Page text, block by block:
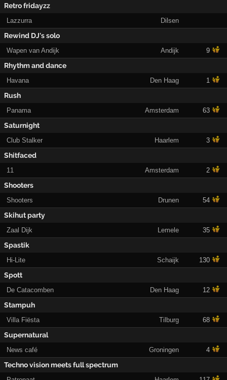
Retro fridayzz
Lazzurra Dilsen
Rewind DJ's solo
Wapen van Andijk Andijk 9
Rhythm and dance
Havana Den Haag 1
Rush
Panama Amsterdam 63
Saturnight
Club Stalker Haarlem 3
Shitfaced
11 Amsterdam 2
Shooters
Shooters Drunen 54
Skihut party
Zaal Dijk Lemele 35
Spastik
Hi-Lite Schaijk 130
Spott
De Catacomben Den Haag 12
Stampuh
Villa Fiësta Tilburg 68
Supernatural
News café Groningen 4
Techno vision meets full spectrum